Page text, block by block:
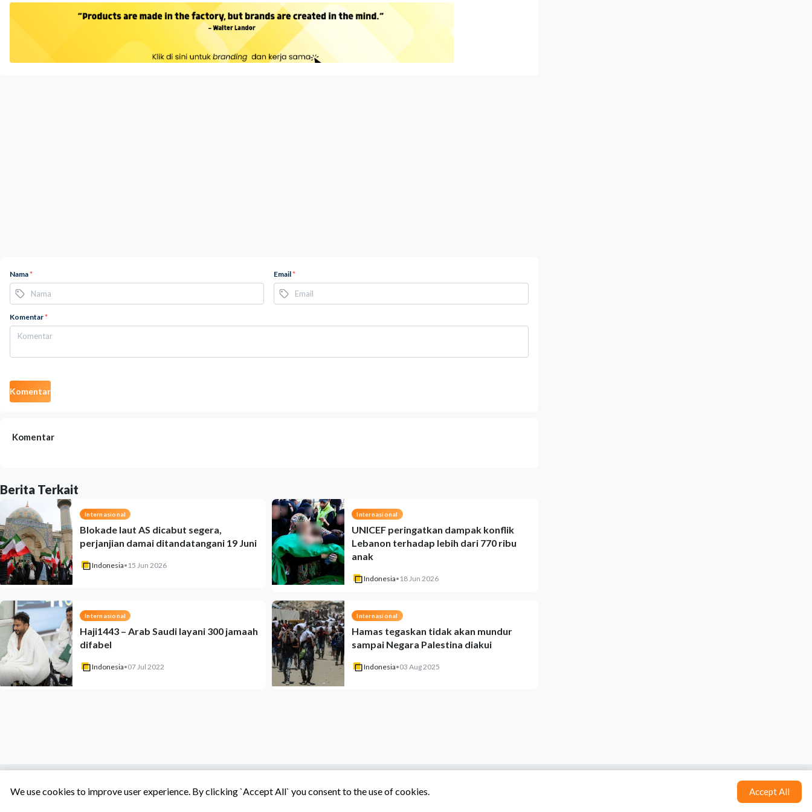
Nama* Email*
Komentar*
Komentar
Komentar
Berita Terkait
Internasional
Blokade laut AS dicabut segera,
perjanjian damai ditandatangani 19 Juni
Indonesia• 15 Jun 2026
Internasional
UNICEF peringatkan dampak konflik
Lebanon terhadap lebih dari 770 ribu
anak
Indonesia• 18 Jun 2026
Internasional
Haji1443 – Arab Saudi layani 300 jamaah
difabel
Indonesia•07 Jul 2022
Internasional
Hamas tegaskan tidak akan mundur
sampai Negara Palestina diakui
Indonesia•03 Aug 2025
We use cookies to improve user experience. By clicking `Accept All` you consent to the use of cookies. Accept All